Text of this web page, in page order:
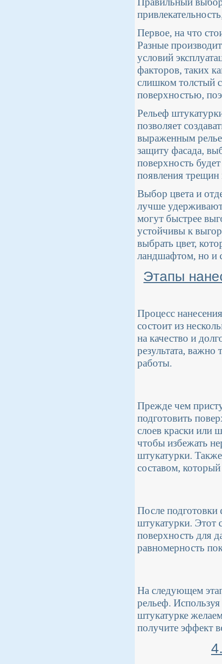
Первое, на что
Разные
условий
факторов, таких
слишком толстый
поверхностью,
Рельеф
позволяет
выраженным
защиту фасада,
поверхность
появления трещин
Выбор цвета и
лучше удерживают
могут быстрее
устойчивы к
выбрать цвет,
ландшафтом, но и
Этапы
Процесс
состоит из
на качество и
результата,
работы.
Прежде чем
подготовить
слоев краски или
чтобы избежать
штукатурки.
составом,
После подготовки
штукатурки. Этот
поверхность для
равномерность
На следующем
рельеф.
штукатурке
получите эффект